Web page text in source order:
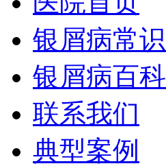
银屑病常识
银屑病百科
联系我们
典型案例